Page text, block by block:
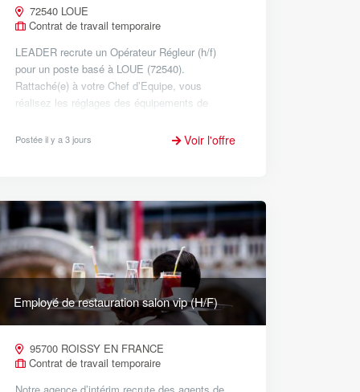
72540 LOUE
Contrat de travail temporaire
LEADER recrute un Opérateur Régleur (h/f)
pour un poste basé à LOUE (72540).
Rattaché(e) à votre Chef d’Equipe, vous
réalisez les réglages des équipements de
d’hygiène, de sécurité et d’environnement,
Postée il y a 3 jours Voir l'offre
Employé de restauration salon vip (H/F)
95700 ROISSY EN FRANCE
Contrat de travail temporaire